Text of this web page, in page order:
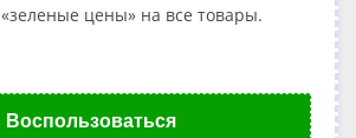
«зеленые цены» на все товары.
Воспользоваться